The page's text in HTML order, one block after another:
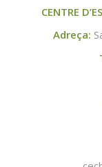
CENTRE
Adreça: